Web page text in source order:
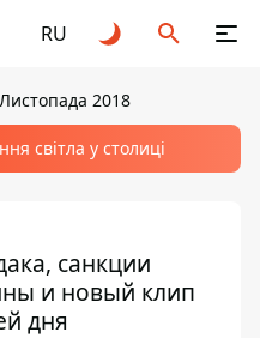
RU
2018
світла у столиці
санкции
и новый клип
дня